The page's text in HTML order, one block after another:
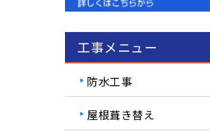
工事メニュー
防水工事
屋根葺き替え